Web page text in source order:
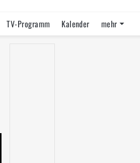
TV-Programm
Kalender
mehr